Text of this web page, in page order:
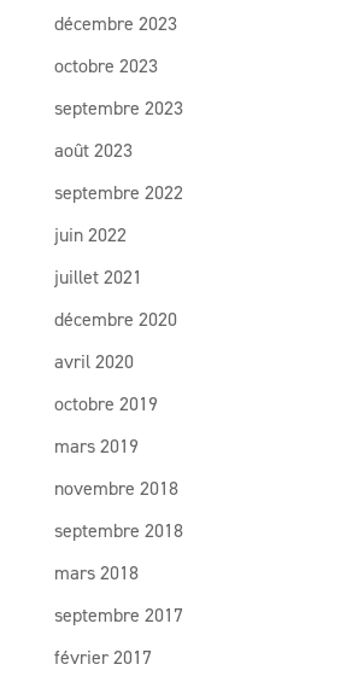
décembre 2023
octobre 2023
septembre 2023
août 2023
septembre 2022
juin 2022
juillet 2021
décembre 2020
avril 2020
octobre 2019
mars 2019
novembre 2018
septembre 2018
mars 2018
septembre 2017
février 2017